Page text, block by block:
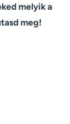
melyik a
meg!